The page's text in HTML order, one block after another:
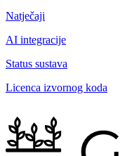
Natječaji
AI integracije
Status sustava
Licenca izvornog koda